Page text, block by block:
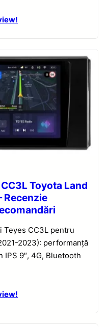
Toyota Land
Teyes CC3L pentru
2023): performanță
IPS 9″, 4G, Bluetooth